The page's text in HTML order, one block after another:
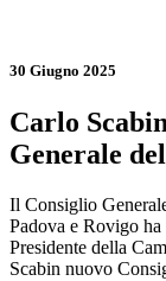
30 Giugno 2025
Carlo
Generale
Il Consiglio
Padova e Rovigo
Presidente della
Scabin nuovo